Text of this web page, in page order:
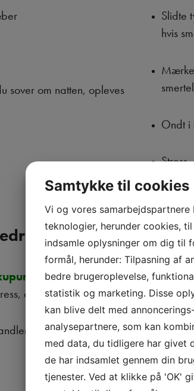
sover om natten, opleves
Slidte
hvis
Ondt i
Stress
,psykomotorisk terapi
og her er afspændende
klædt på til at hjælpe dig med
Samtykke til cookies
Vi og vores samarbejdspartnere
teknologier, herunder cookies,
indsamle oplysninger om dig til
formål, herunder: Tilpasning af
bedre brugeroplevelse,
statistik og marketing. Disse
kan blive delt med
analysepartnere, som kan
med data, du tidligere har givet
de har indsamlet gennem din
tjenester. Ved at klikke på 'OK'